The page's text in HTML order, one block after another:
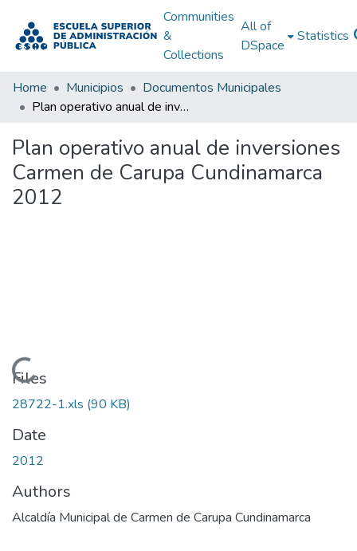
Communities
&
Collections
All of
DSpace
Statistics
Home Municipios
Documentos Municipales
Plan operativo anual de inversiones Carmen de Carupa Cundinamarca 2012
Plan operativo anual de inversiones
Carmen de Carupa Cundinamarca
2012
Loading...
Files
28722-1.xls (90 KB)
Date
2012
Authors
Alcaldía Municipal de Carmen de Carupa Cundinamarca